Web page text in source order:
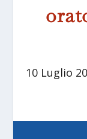
10 Luglio